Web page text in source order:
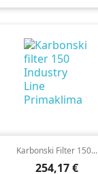
Karbonski Filter 150...
Cena
254,17 €